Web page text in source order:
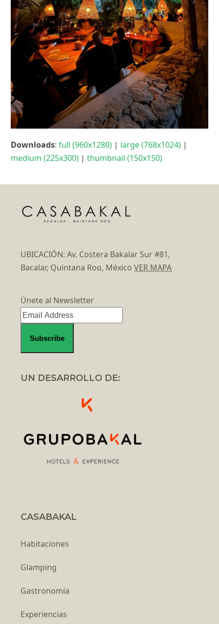
Downloads:full (960x1280) | large (768x1024) |
medium (225x300) |thumbnail (150x150)
UBICACIÓN: Av. Costera Bakalar Sur #81,
Bacalar, Quintana Roo, MéxicoVER MAPA
Únete al Newsletter
UN DESARROLLO DE:
CASABAKAL
Habitaciones
Glamping
Gastronomía
Experiencias